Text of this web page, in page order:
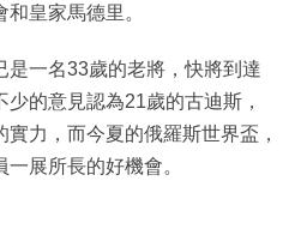
皇家馬德里。
是一名33歲的老將，快將到達
的意見認為21歲的古迪斯，
力，而今夏的俄羅斯世界盃，
展所長的好機會。